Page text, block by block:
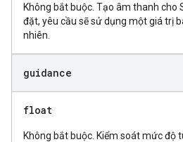
Không bắt buộc. Tạo âm thanh cho
đặt, yêu cầu sẽ sử dụng một giá trị
nhiên.
guidance
float
Không bắt buộc. Kiểm soát mức độ